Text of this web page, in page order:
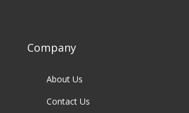
Company
About Us
Contact Us